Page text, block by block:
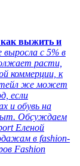
выжить и
выросла с 5% в
расти,
коммерции, к
же может
если
и обувь на
Обсуждаем
Еленой
в fashion-
Fashion